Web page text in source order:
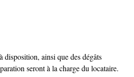
disposition, ainsi que des dégâts
seront à la charge du locataire.